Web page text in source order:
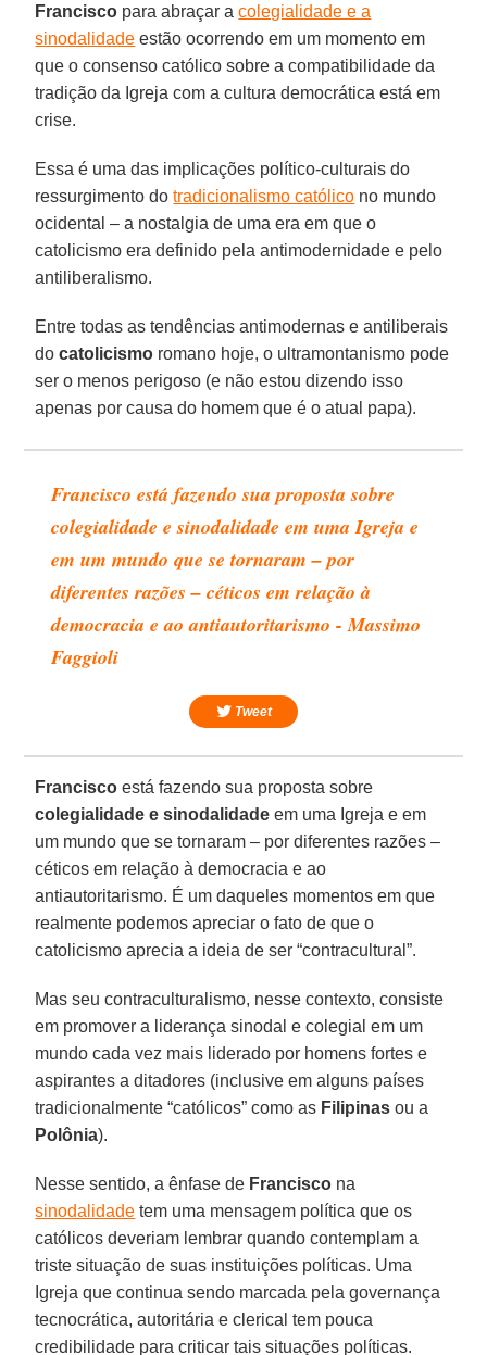
Francisco para abraçar acolegialidade e a
sinodalidade estão ocorrendo em um momento em
que o consenso católico sobre a compatibilidade da
tradição da Igreja com a cultura democrática está em
crise.
Essa é uma das implicações político-culturais do
ressurgimento dotradicionalismo católico no mundo
ocidental – a nostalgia de uma era em que o
catolicismo era definido pela antimodernidade e pelo
antiliberalismo.
Entre todas as tendências antimodernas e antiliberais
docatolicismo romano hoje, o ultramontanismo pode
ser o menos perigoso (e não estou dizendo isso
apenas por causa do homem que é o atual papa).
Francisco está fazendo sua proposta sobre
colegialidade e sinodalidade em uma Igreja e
em um mundo que se tornaram – por
diferentes razões – céticos em relação à
democracia e ao antiautoritarismo - Massimo
Faggioli
Tweet
Francisco está fazendo sua proposta sobre
colegialidade e sinodalidade em uma Igreja e em
um mundo que se tornaram – por diferentes razões –
céticos em relação à democracia e ao
antiautoritarismo. É um daqueles momentos em que
realmente podemos apreciar o fato de que o
catolicismo aprecia a ideia de ser “contracultural”.
Mas seu contraculturalismo, nesse contexto, consiste
em promover a liderança sinodal e colegial em um
mundo cada vez mais liderado por homens fortes e
aspirantes a ditadores (inclusive em alguns países
tradicionalmente “católicos” como as Filipinas ou a
Polônia).
Nesse sentido, a ênfase de Francisco na
sinodalidade tem uma mensagem política que os
católicos deveriam lembrar quando contemplam a
triste situação de suas instituições políticas. Uma
Igreja que continua sendo marcada pela governança
tecnocrática, autoritária e clerical tem pouca
credibilidade para criticar tais situações políticas.